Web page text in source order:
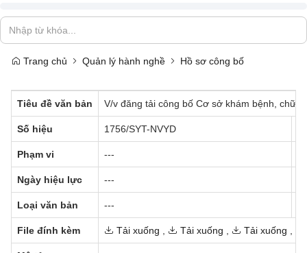
Trang chủ Quản lý hành nghề Hồ sơ công bố
Tiêu đề văn bản V/v đăng tải công bố Cơ sở khám bệnh,
Số hiệu 1756/SYT-NVYD
Phạm vi ---
Ngày hiệu lực ---
Loại văn bản ---
File đính kèm Tải xuống Tải xuống Tải xuống